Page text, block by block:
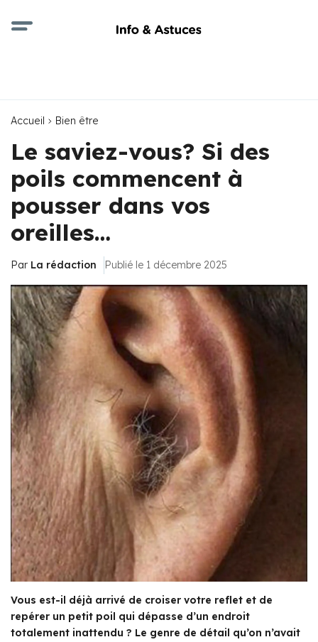
Accueil Bien être
Le saviez-vous? Si des
poils commencent à
pousser dans vos
oreilles…
Par La rédaction Publié le 1 décembre 2025
Vous est-il déjà arrivé de croiser votre reflet et de
repérer un petit poil qui dépasse d’un endroit
totalement inattendu ? Le genre de détail qu’on n’avait